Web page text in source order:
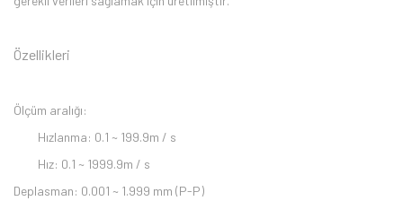
Özellikleri
Ölçüm aralığı:
Hızlanma: 0.1 ~ 199.9m / s
Hız: 0.1 ~ 1999.9m / s
Deplasman: 0.001 ~ 1.999 mm (P-P)